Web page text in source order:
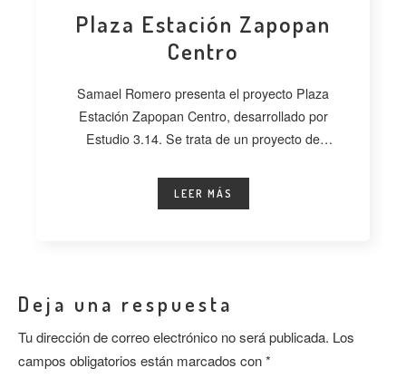
Plaza Estación Zapopan
Centro
Samael Romero presenta el proyecto Plaza
Estación Zapopan Centro, desarrollado por
Estudio 3.14. Se trata de un proyecto de
LEER MÁS
Deja una respuesta
Tu dirección de correo electrónico no será publicada. Los
campos obligatorios están marcados con*